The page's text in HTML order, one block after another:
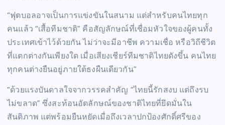
“ฟุตบอลอาจเป็นการแข่งขันในสนาม แต่สำหรับคนไทยทุก
คนแล้ว “เสื้อทีมชาติ” คือสัญลักษณ์ที่เชื่อมหัวใจของผู้คนทั้ง
ประเทศเข้าไว้ด้วยกัน ไม่ว่าจะมีอาชีพ ความเชื่อ หรือวิถีชีวิต
ที่แตกต่างกันเพียงใด เมื่อเสียงเชียร์ทีมชาติไทยดังขึ้น คนไทย
ทุกคนต่างยืนอยู่ภายใต้ธงผืนเดียวกัน”
“ด้วยแรงบันดาลใจจากวรรคสำคัญ “ไทยนี้รักสงบ แต่ถึงรบ
ไม่ขลาด” ซึ่งสะท้อนอัตลักษณ์ของชาติไทยที่ยึดมั่นใน
สันติภาพ แต่พร้อมยืนหยัดเมื่อถึงเวลาปกป้องศักดิ์ศรีของ